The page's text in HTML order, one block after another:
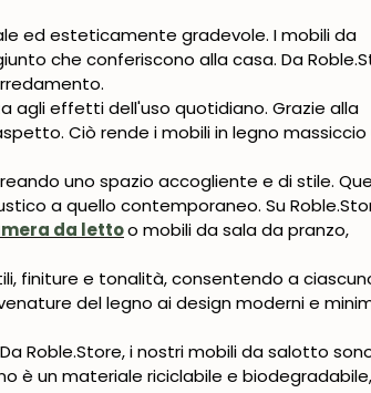
ed esteticamente gradevole. I mobili da
che conferiscono alla casa. Da
agli effetti dell'uso quotidiano. Grazie alla
Ciò rende i mobili in legno massiccio
uno spazio accogliente e di stile.
a quello contemporaneo. Su
da lettoo mobili da sala da pranzo,
finiture e tonalità, consentendo a
del legno ai design moderni e
Roble.Store, i nostri mobili da salotto
è un materiale riciclabile e